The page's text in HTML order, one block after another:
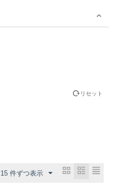
リセット
15 件ずつ表示